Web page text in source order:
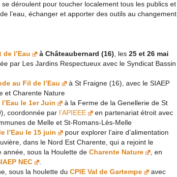
se déroulent pour toucher localement tous les publics et
l’eau, échanger et apporter des outils au changement
de l’Eau à Châteaubernard (16) , les 25 et 26 mai
par Les Jardins Respectueux avec le Syndicat Bassin
au Fil de l’Eau
à St Fraigne (16), avec le SIAEP
et Charente Nature
le 1er Juin
à la Ferme de la Genellerie de St
coordonnée par l’APIEEE
en partenariat étroit avec
de Melle et St-Romans-Lès-Melle
l’Eau le 15 juin
pour explorer l’aire d’alimentation
dans le Nord Est Charente, qui a rejoint le
année, sous la Houlette de Charente Nature
, en
NEC
sous la houlette du CPIE Val de Gartempe
avec